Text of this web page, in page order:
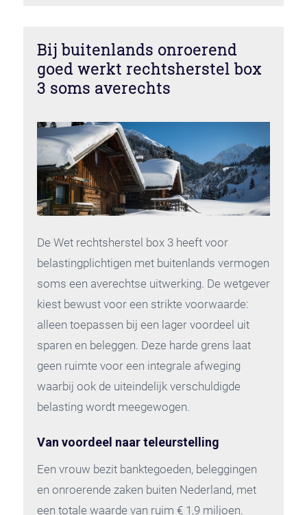
Bij buitenlands onroerend
goed werkt rechtsherstel box
3 soms averechts
De Wet rechtsherstel box 3 heeft voor
belastingplichtigen met buitenlands vermogen
soms een averechtse uitwerking. De wetgever
kiest bewust voor een strikte voorwaarde:
alleen toepassen bij een lager voordeel uit
sparen en beleggen. Deze harde grens laat
geen ruimte voor een integrale afweging
waarbij ook de uiteindelijk verschuldigde
belasting wordt meegewogen.
Van voordeel naar teleurstelling
Een vrouw bezit banktegoeden, beleggingen
en onroerende zaken buiten Nederland, met
een totale waarde van ruim € 1,9 miljoen.